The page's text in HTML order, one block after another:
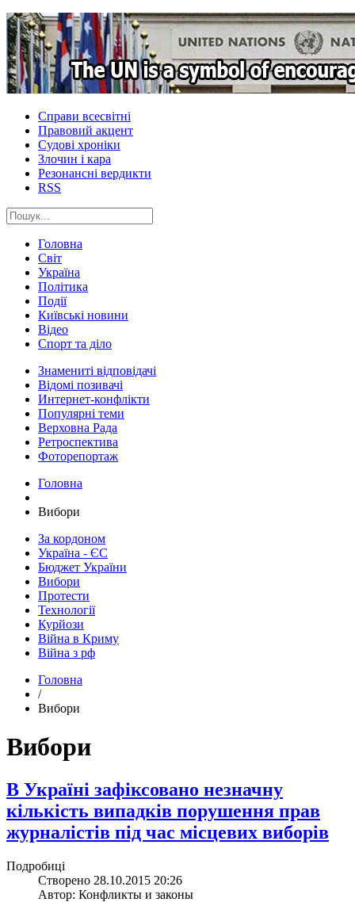
Справи всесвітні
Правовий акцент
Судові хроніки
Злочин і кара
Резонансні вердикти
RSS
Головна
Світ
Україна
Політика
Події
Київські новини
Відео
Спорт та діло
Знамениті відповідачі
Відомі позивачі
Интернет-конфлікти
Популярні теми
Верховна Рада
Ретроспектива
Фоторепортаж
Головна
Вибори
За кордоном
Україна - ЄС
Бюджет України
Вибори
Протести
Технології
Курйози
Війна в Криму
Війна з рф
Головна
/
Вибори
Вибори
В Україні зафіксовано незначну
кількість випадків порушення прав
журналістів під час місцевих виборів
Подробиці
Створено 28.10.2015 20:26
Автор: Конфликты и законы